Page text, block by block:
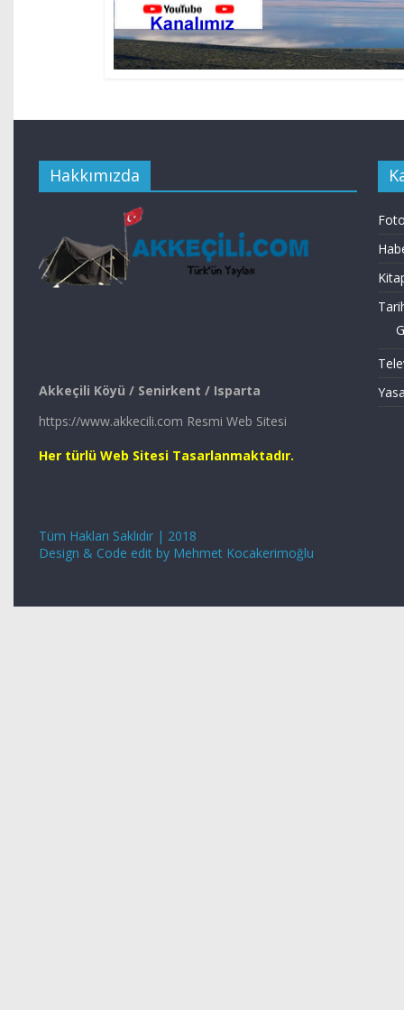
Hakkımızda
Akkeçili Köyü / Senirkent / Isparta
https://www.akkecili.com Resmi Web Sitesi
Her türlü Web Sitesi Tasarlanmaktadır.
Tüm Hakları Saklıdır | 2018
Design & Code edit by Mehmet Kocakerimoğlu